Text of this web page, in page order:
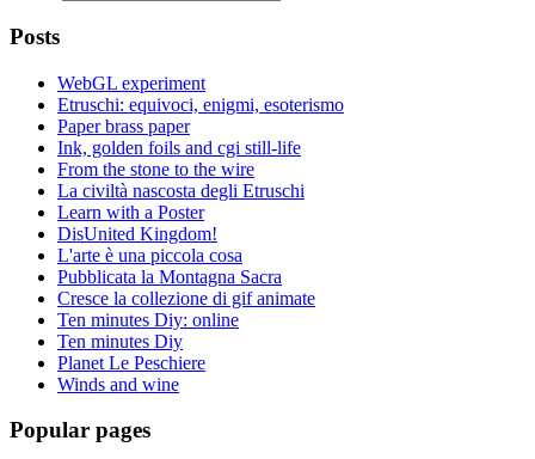
Posts
WebGL experiment
Etruschi: equivoci, enigmi, esoterismo
Paper brass paper
Ink, golden foils and cgi still-life
From the stone to the wire
La civiltà nascosta degli Etruschi
Learn with a Poster
DisUnited Kingdom!
L'arte è una piccola cosa
Pubblicata la Montagna Sacra
Cresce la collezione di gif animate
Ten minutes Diy: online
Ten minutes Diy
Planet Le Peschiere
Winds and wine
Popular pages